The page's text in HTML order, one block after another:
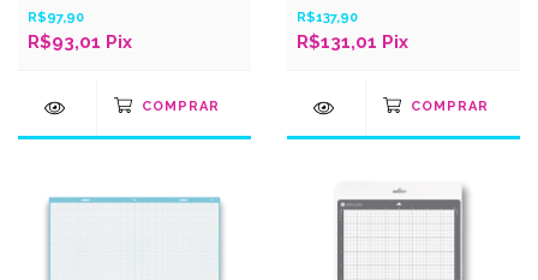
R$97,90
R$93,01 Pix
R$137,90
R$131,01 Pix